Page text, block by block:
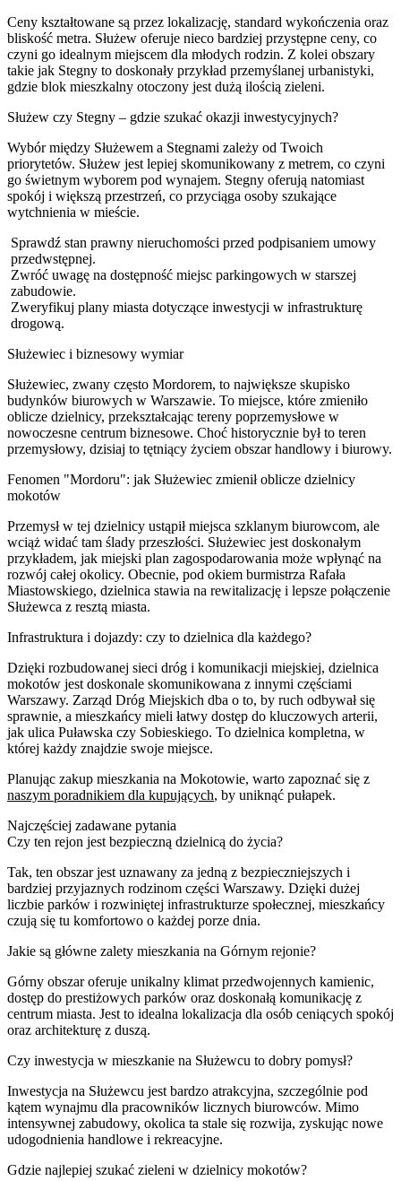
Ceny kształtowane są przez lokalizację, standard wykończenia oraz
bliskość metra. Służew oferuje nieco bardziej przystępne ceny, co
czyni go idealnym miejscem dla młodych rodzin. Z kolei obszary
takie jak Stegny to doskonały przykład przemyślanej urbanistyki,
gdzie blok mieszkalny otoczony jest dużą ilością zieleni.
Służew czy Stegny – gdzie szukać okazji inwestycyjnych?
Wybór między Służewem a Stegnami zależy od Twoich
priorytetów. Służew jest lepiej skomunikowany z metrem, co czyni
go świetnym wyborem pod wynajem. Stegny oferują natomiast
spokój i większą przestrzeń, co przyciąga osoby szukające
wytchnienia w mieście.
Sprawdź stan prawny nieruchomości przed podpisaniem umowy
przedwstępnej.
Zwróć uwagę na dostępność miejsc parkingowych w starszej
zabudowie.
Zweryfikuj plany miasta dotyczące inwestycji w infrastrukturę
drogową.
Służewiec i biznesowy wymiar
Służewiec, zwany często Mordorem, to największe skupisko
budynków biurowych w Warszawie. To miejsce, które zmieniło
oblicze dzielnicy, przekształcając tereny poprzemysłowe w
nowoczesne centrum biznesowe. Choć historycznie był to teren
przemysłowy, dzisiaj to tętniący życiem obszar handlowy i biurowy.
Fenomen "Mordoru": jak Służewiec zmienił oblicze dzielnicy
mokotów
Przemysł w tej dzielnicy ustąpił miejsca szklanym biurowcom, ale
wciąż widać tam ślady przeszłości. Służewiec jest doskonałym
przykładem, jak miejski plan zagospodarowania może wpłynąć na
rozwój całej okolicy. Obecnie, pod okiem burmistrza Rafała
Miastowskiego, dzielnica stawia na rewitalizację i lepsze połączenie
Służewca z resztą miasta.
Infrastruktura i dojazdy: czy to dzielnica dla każdego?
Dzięki rozbudowanej sieci dróg i komunikacji miejskiej, dzielnica
mokotów jest doskonale skomunikowana z innymi częściami
Warszawy. Zarząd Dróg Miejskich dba o to, by ruch odbywał się
sprawnie, a mieszkańcy mieli łatwy dostęp do kluczowych arterii,
jak ulica Puławska czy Sobieskiego. To dzielnica kompletna, w
której każdy znajdzie swoje miejsce.
Planując zakup mieszkania na Mokotowie, warto zapoznać się z
naszym poradnikiem dla kupujących, by uniknąć pułapek.
Najczęściej zadawane pytania
Czy ten rejon jest bezpieczną dzielnicą do życia?
Tak, ten obszar jest uznawany za jedną z bezpieczniejszych i
bardziej przyjaznych rodzinom części Warszawy. Dzięki dużej
liczbie parków i rozwiniętej infrastrukturze społecznej, mieszkańcy
czują się tu komfortowo o każdej porze dnia.
Jakie są główne zalety mieszkania na Górnym rejonie?
Górny obszar oferuje unikalny klimat przedwojennych kamienic,
dostęp do prestiżowych parków oraz doskonałą komunikację z
centrum miasta. Jest to idealna lokalizacja dla osób ceniących spokój
oraz architekturę z duszą.
Czy inwestycja w mieszkanie na Służewcu to dobry pomysł?
Inwestycja na Służewcu jest bardzo atrakcyjna, szczególnie pod
kątem wynajmu dla pracowników licznych biurowców. Mimo
intensywnej zabudowy, okolica ta stale się rozwija, zyskując nowe
udogodnienia handlowe i rekreacyjne.
Gdzie najlepiej szukać zieleni w dzielnicy mokotów?